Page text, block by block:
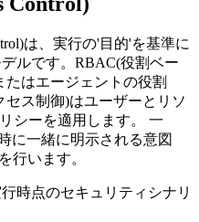
は、実行の'目的'を基準に
ルです。RBAC(役割ベー
はエージェントの役割
ス制御)はユーザーとリソ
シーを適用します。 一
に一緒に明示される意図
行います。
時点のセキュリティシナリ